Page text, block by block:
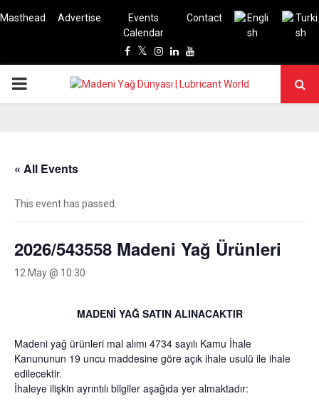
Masthead Advertise
Events
Calendar
Contact
Facebook
Twitter
Instagram
LinkedinYoutube
PRIMARY
« All Events
This event has passed.
2026/543558 Madeni Yağ Ürünleri
12 May @ 10:30
MADENİ YAĞ SATIN ALINACAKTIR
Madeni yağ ürünleri mal alımı 4734 sayılı Kamu İhale
Kanununun 19 uncu maddesine göre açık ihale usulü ile ihale
edilecektir.
İhaleye ilişkin ayrıntılı bilgiler aşağıda yer almaktadır: